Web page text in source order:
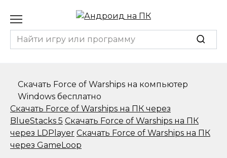
содержанию
Search
for:
Скачать Force of Warships на компьютер
Windows бесплатно
Скачать Force of Warships на ПК через
BlueStacks 5 Скачать Force of Warships на ПК
через LDPlayer Скачать Force of Warships на ПК
через GameLoop